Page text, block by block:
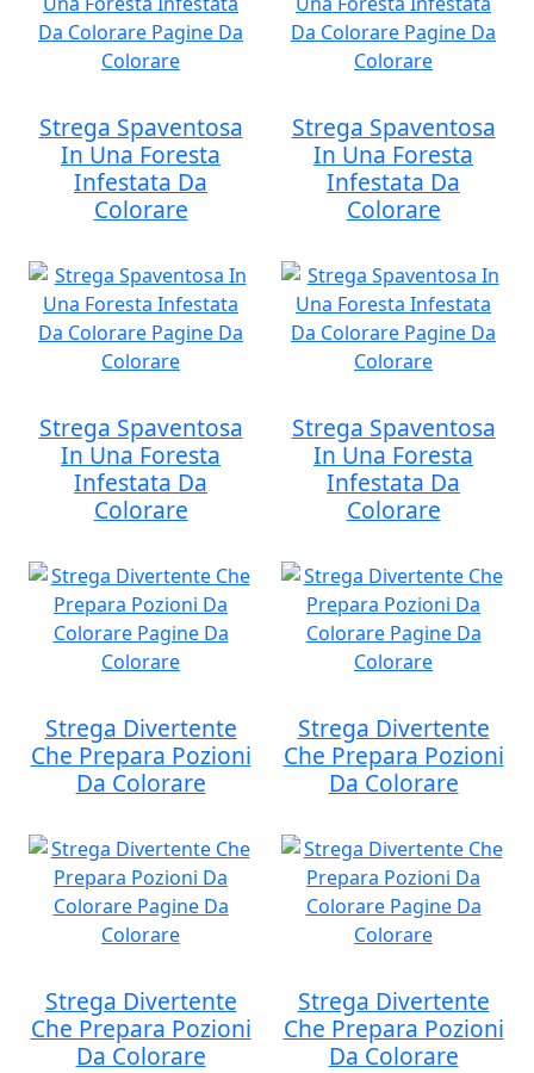
Strega Spaventosa
In Una Foresta
Infestata Da
Colorare
Strega Spaventosa
In Una Foresta
Infestata Da
Colorare
Strega Spaventosa
In Una Foresta
Infestata Da
Colorare
Strega Spaventosa
In Una Foresta
Infestata Da
Colorare
Strega Divertente
Che Prepara Pozioni
Da Colorare
Strega Divertente
Che Prepara Pozioni
Da Colorare
Strega Divertente
Che Prepara Pozioni
Da Colorare
Strega Divertente
Che Prepara Pozioni
Da Colorare